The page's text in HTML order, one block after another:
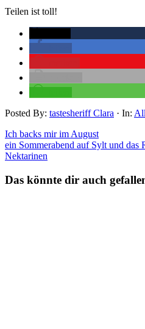
Teilen ist toll!
Posted By: tastesheriff Clara · In:
Ich backs mir im August
ein Sommerabend auf Sylt und das
Nektarinen
Das könnte dir auch